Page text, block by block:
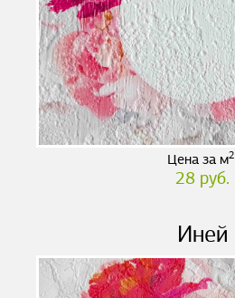
Цена за м2
28 руб.
Иней